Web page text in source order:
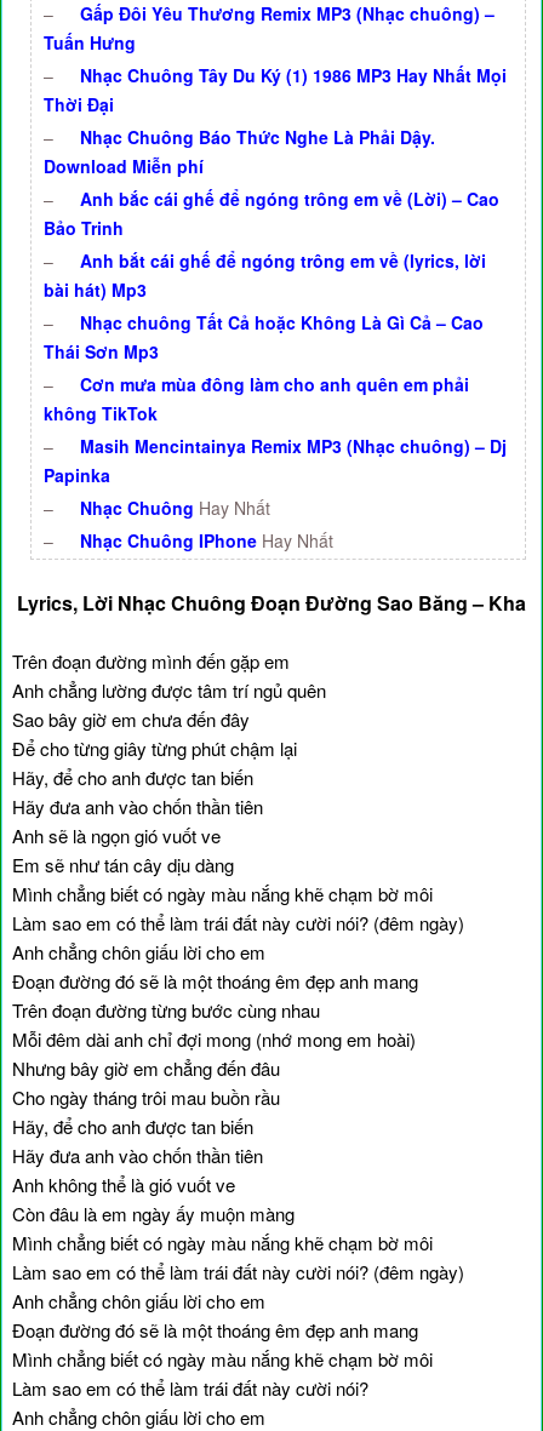
–
Gấp Đôi Yêu Thương Remix MP3 (Nhạc chuông) –
Tuấn Hưng
–
Nhạc Chuông Tây Du Ký (1) 1986 MP3 Hay Nhất Mọi
Thời Đại
–
Nhạc Chuông Báo Thức Nghe Là Phải Dậy.
Download Miễn phí
–
Anh bắc cái ghế để ngóng trông em về (Lời) – Cao
Bảo Trinh
–
Anh bắt cái ghế để ngóng trông em về (lyrics, lời
bài hát) Mp3
–
Nhạc chuông Tất Cả hoặc Không Là Gì Cả – Cao
Thái Sơn Mp3
–
Cơn mưa mùa đông làm cho anh quên em phải
không TikTok
–
Masih Mencintainya Remix MP3 (Nhạc chuông) – Dj
Papinka
–
Nhạc Chuông Hay Nhất
–
Nhạc Chuông IPhone Hay Nhất
Lyrics, Lời Nhạc Chuông Đoạn Đường Sao Băng – Kha
Trên đoạn đường mình đến gặp em
Anh chẳng lường được tâm trí ngủ quên
Sao bây giờ em chưa đến đây
Để cho từng giây từng phút chậm lại
Hãy, để cho anh được tan biến
Hãy đưa anh vào chốn thần tiên
Anh sẽ là ngọn gió vuốt ve
Em sẽ như tán cây dịu dàng
Mình chẳng biết có ngày màu nắng khẽ chạm bờ môi
Làm sao em có thể làm trái đất này cười nói? (đêm ngày)
Anh chẳng chôn giấu lời cho em
Đoạn đường đó sẽ là một thoáng êm đẹp anh mang
Trên đoạn đường từng bước cùng nhau
Mỗi đêm dài anh chỉ đợi mong (nhớ mong em hoài)
Nhưng bây giờ em chẳng đến đâu
Cho ngày tháng trôi mau buồn rầu
Hãy, để cho anh được tan biến
Hãy đưa anh vào chốn thần tiên
Anh không thể là gió vuốt ve
Còn đâu là em ngày ấy muộn màng
Mình chẳng biết có ngày màu nắng khẽ chạm bờ môi
Làm sao em có thể làm trái đất này cười nói? (đêm ngày)
Anh chẳng chôn giấu lời cho em
Đoạn đường đó sẽ là một thoáng êm đẹp anh mang
Mình chẳng biết có ngày màu nắng khẽ chạm bờ môi
Làm sao em có thể làm trái đất này cười nói?
Anh chẳng chôn giấu lời cho em